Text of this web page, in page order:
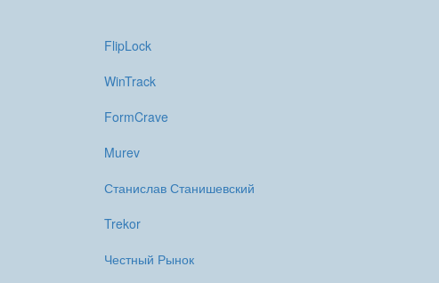
FlipLock
WinTrack
FormCrave
Murev
Станислав Станишевский
Trekor
Честный Рынок